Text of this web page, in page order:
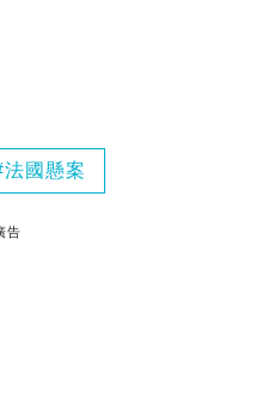
法國懸案
告